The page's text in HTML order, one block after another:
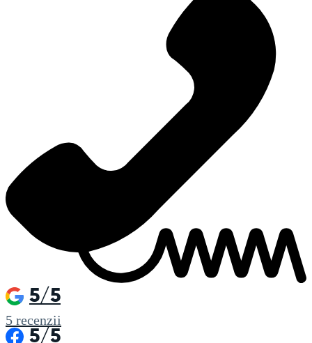
5/5
5 recenzii
5/5